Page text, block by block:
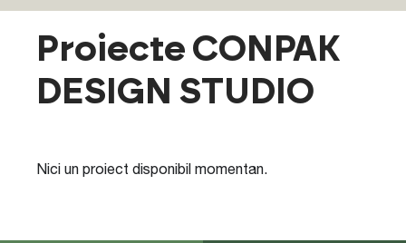
Proiecte CONPAK
DESIGN STUDIO
Nici un proiect disponibil momentan.